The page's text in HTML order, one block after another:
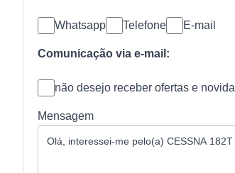
Whatsapp Telefone E-mail
Comunicação via e-mail:
não desejo receber ofertas e
Mensagem